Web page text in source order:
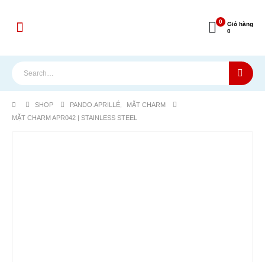
0
Giỏ hàng
0
SHOP PANDO.APRILLÉ
MẶT CHARM
MẶT CHARM APR042 | STAINLESS STEEL